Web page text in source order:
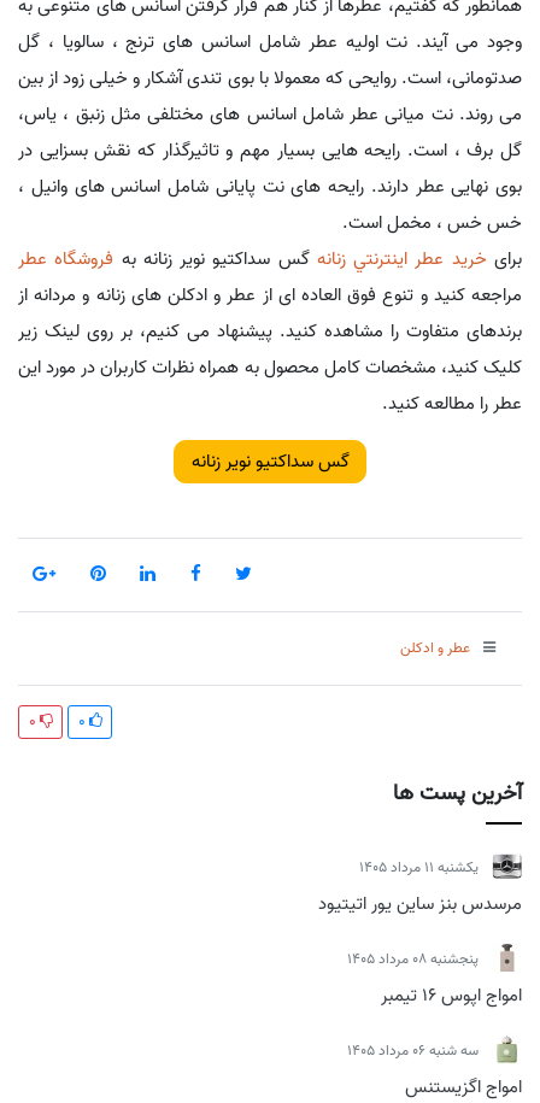
آخرین پست ها
يكشنبه 11 مرداد 1405
مرسدس بنز ساین یور اتیتیود
پنجشنبه 08 مرداد 1405
امواج اپوس 16 تیمبر
سه شنبه 06 مرداد 1405
امواج اگزیستنس
وجود می آیند. نت اولیه عطر شامل اسانس های ترنج ، سالویا ، گل
صدتومانی، است. روایحی که معمولا با بوی تندی آشکار و خیلی زود از بین
می روند. نت میانی عطر شامل اسانس های مختلفی مثل زنبق ، یاس،
گل برف ، است. رایحه هایی بسیار مهم و تاثیرگذار که نقش بسزایی در
بوی نهایی عطر دارند. رایحه های نت پایانی شامل اسانس های وانیل ،
خس خس ، مخمل است.
برایخريد عطر اينترنتي زنانه گس سداکتیو نویر زنانه به فروشگاه عطر
مراجعه کنید و تنوع فوق العاده ای از عطر و ادکلن های زنانه و مردانه از
برندهای متفاوت را مشاهده کنید. پیشنهاد می کنیم، بر روی لینک زیر
کلیک کنید، مشخصات کامل محصول به همراه نظرات کاربران در مورد این
عطر را مطالعه کنید.
گس سداکتیو نویر زنانه
عطر و ادکلن